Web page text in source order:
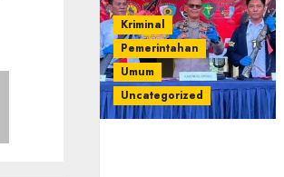
Kriminal
Pemerintahan
Umum
Uncategorized